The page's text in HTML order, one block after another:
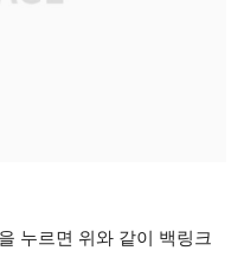
누르면 위와 같이 백링크